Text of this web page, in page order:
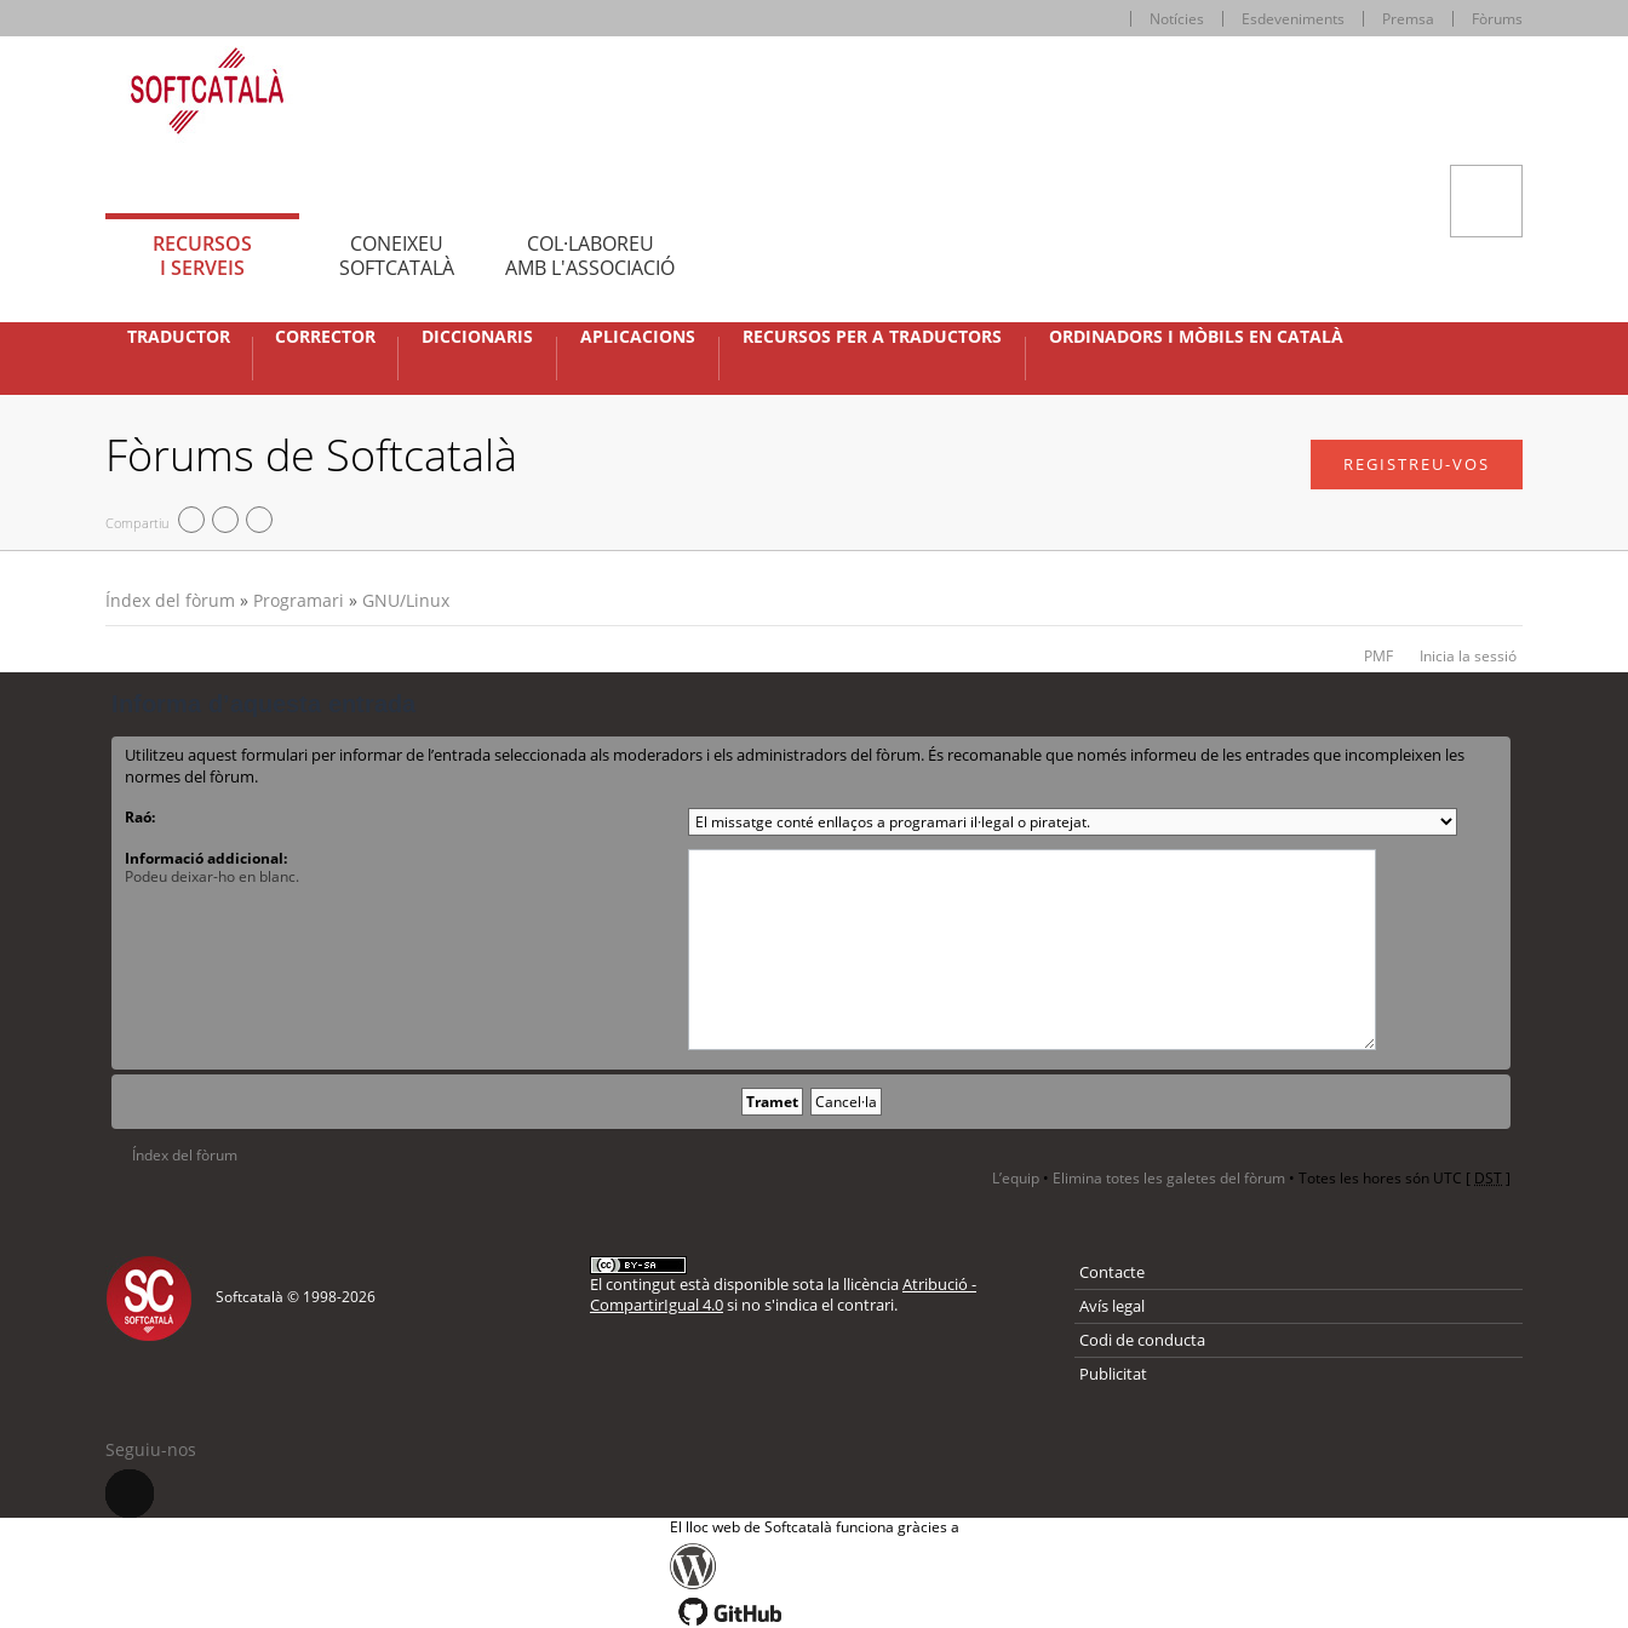
Notícies Esdeveniments Premsa Fòrums
RECURSOS
I SERVEIS
CONEIXEU
SOFTCATALÀ
COL·LABOREU
AMB L'ASSOCIACIÓ
TRADUCTOR CORRECTOR DICCIONARIS APLICACIONS RECURSOS PER A TRADUCTORS ORDINADORS I MÒBILS EN CATALÀ
Fòrums de Softcatalà
Compartiu
REGISTREU-VOS
Índex del fòrum » Programari » GNU/Linux
PMF Inicia la sessió
Utilitzeu aquest formulari per informar de l’entrada seleccionada als moderadors i els administradors del fòrum. És recomanable que només informeu de les entrades que incompleixen les
normes del fòrum.
Raó:
Informació addicional:
Podeu deixar-ho en blanc.
Índex del fòrum
L’equip • Elimina totes les galetes del fòrum • Totes les hores són UTC [ DST]
Softcatalà © 1998-2026
El contingut està disponible sota la llicènciaAtribució -
CompartirIgual 4.0si no s'indica el contrari.
Contacte
Avís legal
Codi de conducta
Publicitat
Seguiu-nos
El lloc web de Softcatalà funciona gràcies a